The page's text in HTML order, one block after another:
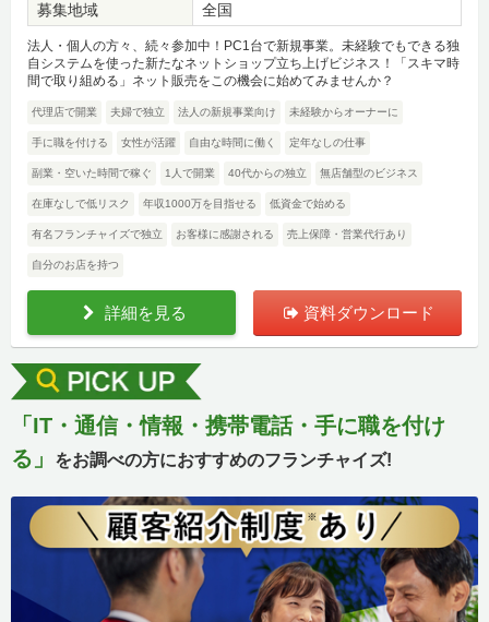
募集地域
全国
法人・個人の方々、続々参加中！PC1台で新規事業。未経験でもできる独
自システムを使った新たなネットショップ立ち上げビジネス！「スキマ時
間で取り組める」ネット販売をこの機会に始めてみませんか？
代理店で開業 夫婦で独立 法人の新規事業向け 未経験からオーナーに
手に職を付ける 女性が活躍 自由な時間に働く 定年なしの仕事
副業・空いた時間で稼ぐ 1人で開業 40代からの独立 無店舗型のビジネス
在庫なしで低リスク 年収1000万を目指せる 低資金で始める
有名フランチャイズで独立 お客様に感謝される 売上保障・営業代行あり
自分のお店を持つ
詳細を見る 資料ダウンロード
「IT・通信・情報・携帯電話・手に職を付け
る」
をお調べの方におすすめのフランチャイズ!